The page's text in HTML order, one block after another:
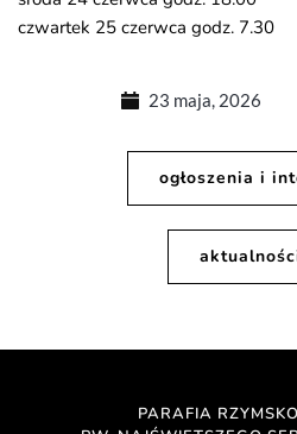
czwartek 25 czerwca godz. 7.30
23 maja, 2026
ogłoszenia i
PARAFIA